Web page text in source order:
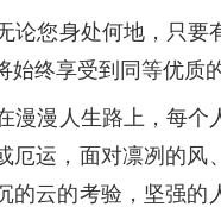
论您身处何地，只要
始终享受到同等优质
漫漫人生路上，每个
厄运，面对凛冽的风
的云的考验，坚强的